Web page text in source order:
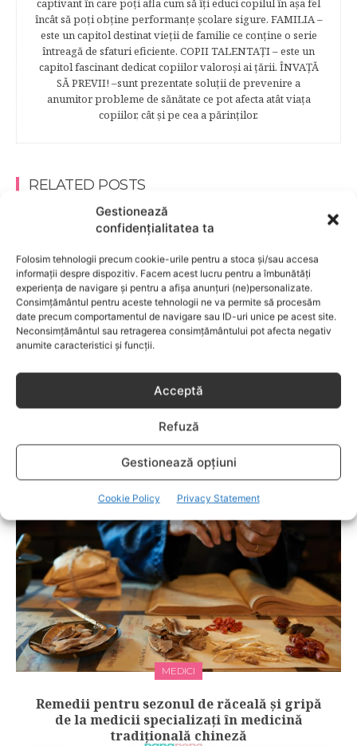
Gestionează
confidențialitatea ta
Folosim tehnologii precum cookie-urile pentru a stoca și/sau accesa
informații despre dispozitiv. Facem acest lucru pentru a îmbunătăți
experiența de navigare și pentru a afișa anunțuri (ne)personalizate.
Consimțământul pentru aceste tehnologii ne va permite să procesăm
date precum comportamentul de navigare sau ID-uri unice pe acest site.
Neconsimțământul sau retragerea consimțământului pot afecta negativ
anumite caracteristici și funcții.
Acceptă
Refuză
Gestionează opțiuni
Cookie Policy Privacy Statement
captivant în care poţi afla cum să îţi educi copilul în aşa fel
încât să poţi obţine performanţe şcolare sigure. FAMILIA –
este un capitol destinat vieţii de familie ce conţine o serie
întreagă de sfaturi eficiente. COPII TALENTAŢI – este un
capitol fascinant dedicat copiilor valoroși ai țării. ÎNVAŢĂ
SĂ PREVII! –sunt prezentate soluţii de prevenire a
anumitor probleme de sănătate ce pot afecta atât viaţa
copiilor, cât şi pe cea a părinţilor.
RELATED POSTS
LIFESTYLE
Rețetă de boeuf de Anul Nou
MEDICI
Remedii pentru sezonul de răceală și gripă
de la medicii specializați în medicină
tradițională chineză